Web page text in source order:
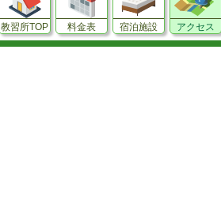
教習所TOP 料金表 宿泊施設 アクセス